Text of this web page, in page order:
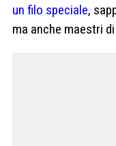
un filo speciale,
ma anche maestri